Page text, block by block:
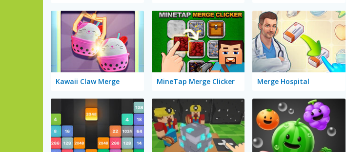
Kawaii Claw Merge MineTap Merge Clicker Merge Hospital